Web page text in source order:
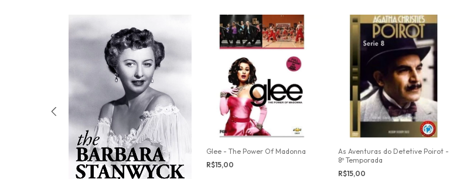
Glee - The Power Of Madonna
R$15,00
As Aventuras do Detetive Poirot -
8º Temporada
R$15,00